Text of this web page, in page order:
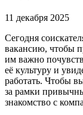
11 декабря 2025
Сегодня
вакансию, чтобы
им важно
её культуру и
работать. Чтобы
за рамки
знакомство с